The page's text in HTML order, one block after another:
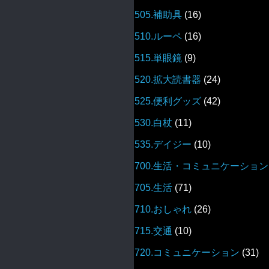
505.補助具 (16)
510.ルーペ (16)
515.単眼鏡 (9)
520.拡大読書器 (24)
525.便利グッズ (42)
530.白杖 (11)
535.デイジー (10)
700.生活・コミュニケーション
705.生活 (71)
710.おしゃれ (26)
715.交通 (10)
720.コミュニケーション (31)